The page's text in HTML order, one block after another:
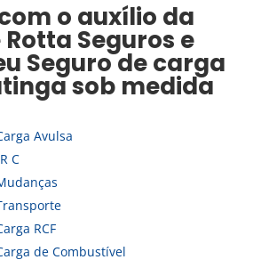
o auxílio da
Seguros e
Seguro de carga
sob medida
Avulsa
C
RCF
de Combustível